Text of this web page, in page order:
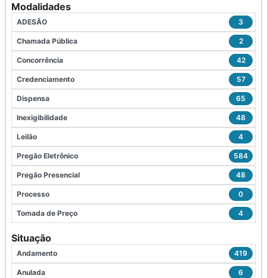
Modalidades
ADESÃO 3
Chamada Pública 2
Concorrência 42
Credenciamento 57
Dispensa 65
Inexigibilidade 48
Leilão 4
Pregão Eletrônico 584
Pregão Presencial 48
Processo 0
Tomada de Preço 4
Situação
Andamento 419
Anulada 6